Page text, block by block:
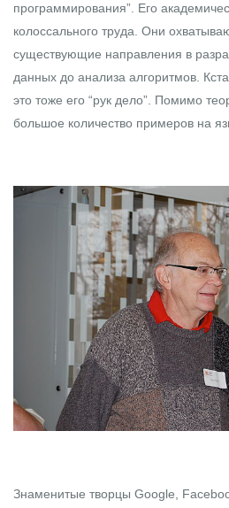
программирования”. Его
колоссального труда. Они
существующие направления в
данных до анализа алгоритмов.
это тоже его “рук дело”. Помимо
большое количество примеров на
Знаменитые творцы Google,